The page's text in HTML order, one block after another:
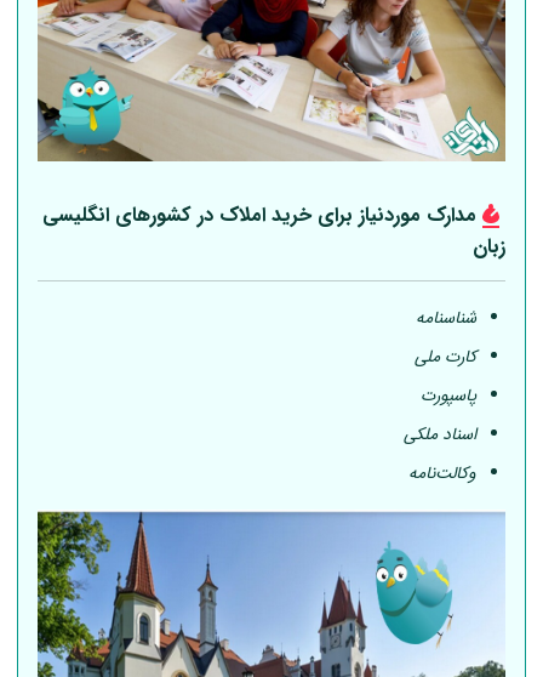
مدارک موردنیاز برای خرید املاک در کشورهای انگلیسی
زبان
شناسنامه
کارت ملی
پاسپورت
اسناد ملکی
وکالت‌نامه